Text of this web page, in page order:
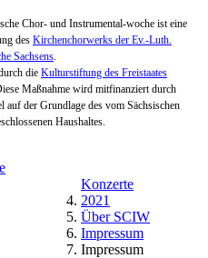
Chor- und Instrumental-woche ist eine
des Kirchenchorwerks der Ev.-Luth.
Sachsens.
die Kulturstiftung des Freistaates
Maßnahme wird mitfinanziert durch
auf der Grundlage des vom Sächsischen
Haushaltes.
Konzerte
2021
Über SCIW
Impressum
Impressum